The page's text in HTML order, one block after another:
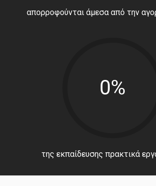
απορροφούνται άμεσα από την
0%
της εκπαίδευσης πρακτικά